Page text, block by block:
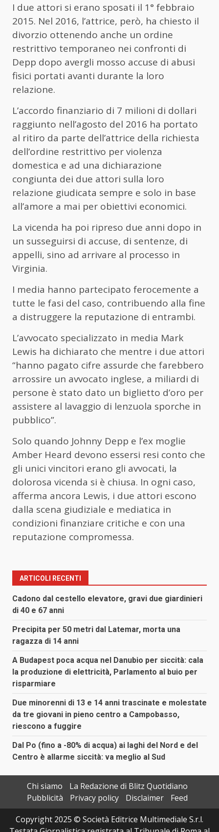
I due attori si erano sposati il 1° febbraio
2015. Nel 2016, l’attrice, però, ha chiesto il
divorzio ottenendo anche un ordine
restrittivo temporaneo nei confronti di
Depp dopo avergli mosso accuse di abusi
fisici portati avanti durante la loro
relazione.
L’accordo finanziario di 7 milioni di dollari
raggiunto nell’agosto del 2016 ha portato
al ritiro da parte dell’attrice della richiesta
dell’ordine restrittivo per violenza
domestica e ad una dichiarazione
congiunta dei due attori sulla loro
relazione giudicata sempre e solo in base
all’amore a mai per obiettivi economici.
La vicenda ha poi ripreso due anni dopo in
un susseguirsi di accuse, di sentenze, di
appelli, sino ad arrivare al processo in
Virginia.
I media hanno partecipato ferocemente a
tutte le fasi del caso, contribuendo alla fine
a distruggere la reputazione di entrambi.
L’avvocato specializzato in media Mark
Lewis ha dichiarato che mentre i due attori
“hanno pagato cifre assurde che farebbero
arrossire un avvocato inglese, a miliardi di
persone è stato dato un biglietto d’oro per
assistere al lavaggio di lenzuola sporche in
pubblico”.
Solo quando Johnny Depp e l’ex moglie
Amber Heard devono essersi resi conto che
gli unici vincitori erano gli avvocati, la
dolorosa vicenda si è chiusa. In ogni caso,
afferma ancora Lewis, i due attori escono
dalla scena giudiziale e mediatica in
condizioni finanziare critiche e con una
reputazione compromessa.
ARTICOLI RECENTI
Cadono dal cestello elevatore, gravi due giardinieri
di 40 e 67 anni
Precipita per 50 metri dal Latemar, morta una
ragazza di 14 anni
A Budapest poca acqua nel Danubio per siccità: cala
la produzione di elettricità, Parlamento al buio per
risparmiare
Due minorenni di 13 e 14 anni trascinate e molestate
da tre giovani in pieno centro a Campobasso,
riescono a fuggire
Dal Po (fino a -80% di acqua) ai laghi del Nord e del
Centro è allarme siccità: va meglio al Sud
Chi siamo
La Redazione di Blitz Quotidiano
Pubblicità
Privacy policy Disclaimer
Feed
Copyright 2025 © Società Editrice Multimediale S.r.l.